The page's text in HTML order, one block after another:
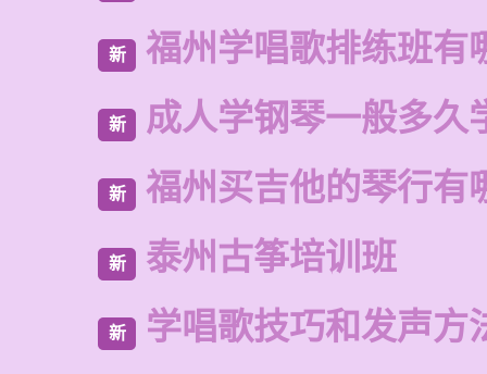
新 福州学唱歌排练班有
新 成人学钢琴一般多久
新 福州买吉他的琴行有
新 泰州古筝培训班
新 学唱歌技巧和发声方